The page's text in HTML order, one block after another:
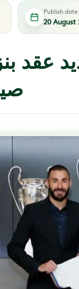
Publish date
20 August
عقد